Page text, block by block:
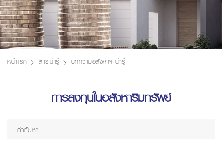
หน้าแรก สาระน่ารู้ บทความอสังหาฯ น่ารู้
การลงทุนในอสังหาริมทรัพย์